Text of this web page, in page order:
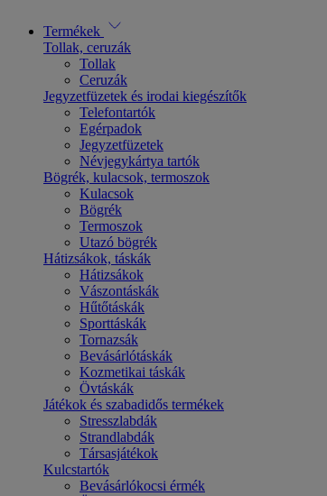
Termékek
Tollak, ceruzák
Tollak
Ceruzák
Jegyzetfüzetek és irodai kiegészítők
Telefontartók
Egérpadok
Jegyzetfüzetek
Névjegykártya tartók
Bögrék, kulacsok, termoszok
Kulacsok
Bögrék
Termoszok
Utazó bögrék
Hátizsákok, táskák
Hátizsákok
Vászontáskák
Hűtőtáskák
Sporttáskák
Tornazsák
Bevásárlótáskák
Kozmetikai táskák
Övtáskák
Játékok és szabadidős termékek
Stresszlabdák
Strandlabdák
Társasjátékok
Kulcstartók
Bevásárlókocsi érmék